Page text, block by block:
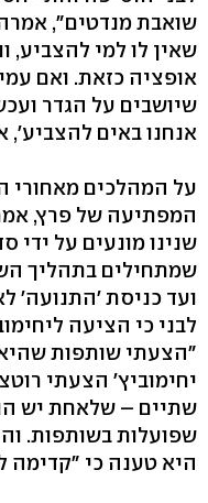
שואבת מנדטים",
שאין לו למי להצביע,
אופציה כזאת. ואם
שיושבים על הגדר
אנחנו באים להצביע',
על המהלכים מאחורי
המפתיעה של פרץ,
שנינו מונעים על ידי
שמתחילים בתהליך
ועד כניסת 'התנועה'
לבני כי הציעה
"הצעתי שותפות
יחימוביץ' הצעתי
שתיים – שלאחת יש
שפועלות בשותפות.
היא טענה כי "קדימה